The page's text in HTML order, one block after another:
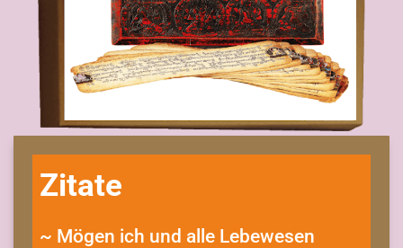
Zitate
~ Mögen ich und alle Lebewesen